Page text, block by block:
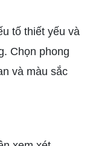
tố thiết yếu và
Chọn phong
và màu sắc